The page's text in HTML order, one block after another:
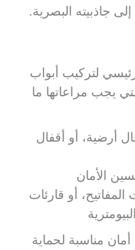
جاذبيته البصرية.
لتركيب أبواب
يجب مراعاتها ما
أرضية، أو أقفال
الأمان
أو قارئات
مناسبة لحماية